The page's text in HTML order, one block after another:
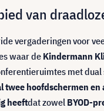
van
vergaderingen voor
waar de Kindermann
met
hoofdschermen
heeftdat zowel BYOD-